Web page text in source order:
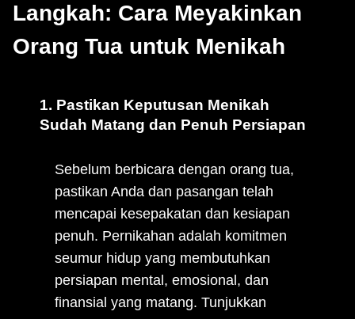
Langkah: Cara Meyakinkan
Orang Tua untuk Menikah
1. Pastikan Keputusan Menikah
Sudah Matang dan Penuh Persiapan
Sebelum berbicara dengan orang tua,
pastikan Anda dan pasangan telah
mencapai kesepakatan dan kesiapan
penuh. Pernikahan adalah komitmen
seumur hidup yang membutuhkan
persiapan mental, emosional, dan
finansial yang matang. Tunjukkan